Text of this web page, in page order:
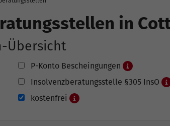
in
Übersicht
P-Konto Bescheingungen
Insolvenzberatungsstelle §305 InsO
kostenfrei